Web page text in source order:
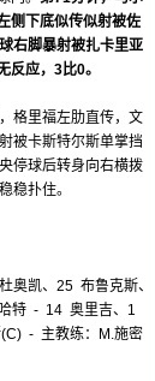
侧下底似传似射被佐
右脚暴射被扎卡里亚
反应，3比0。
格里福左肋直传，文
被卡斯特尔斯单掌挡
停球后转身向右横拨
稳扑住。
凯、25 布鲁克斯、
特 - 14 奥里吉、1
- 主教练：M.施密